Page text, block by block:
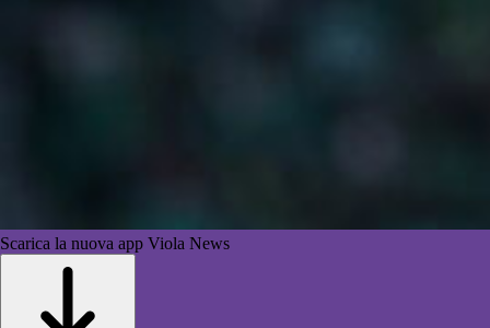
Scarica la nuova app Viola News